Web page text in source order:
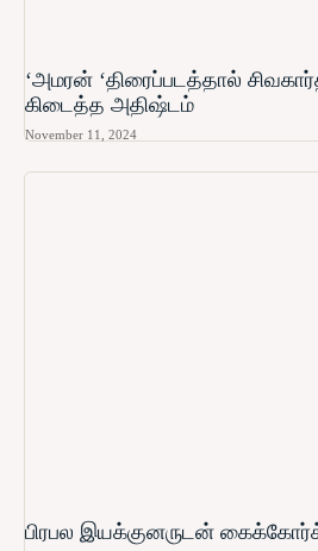
‘அமரன் ‘திரைப்படத்தால்
கிடைத்த அதிஷ்டம்
November 11, 2024
பிரபல இயக்குனருடன்